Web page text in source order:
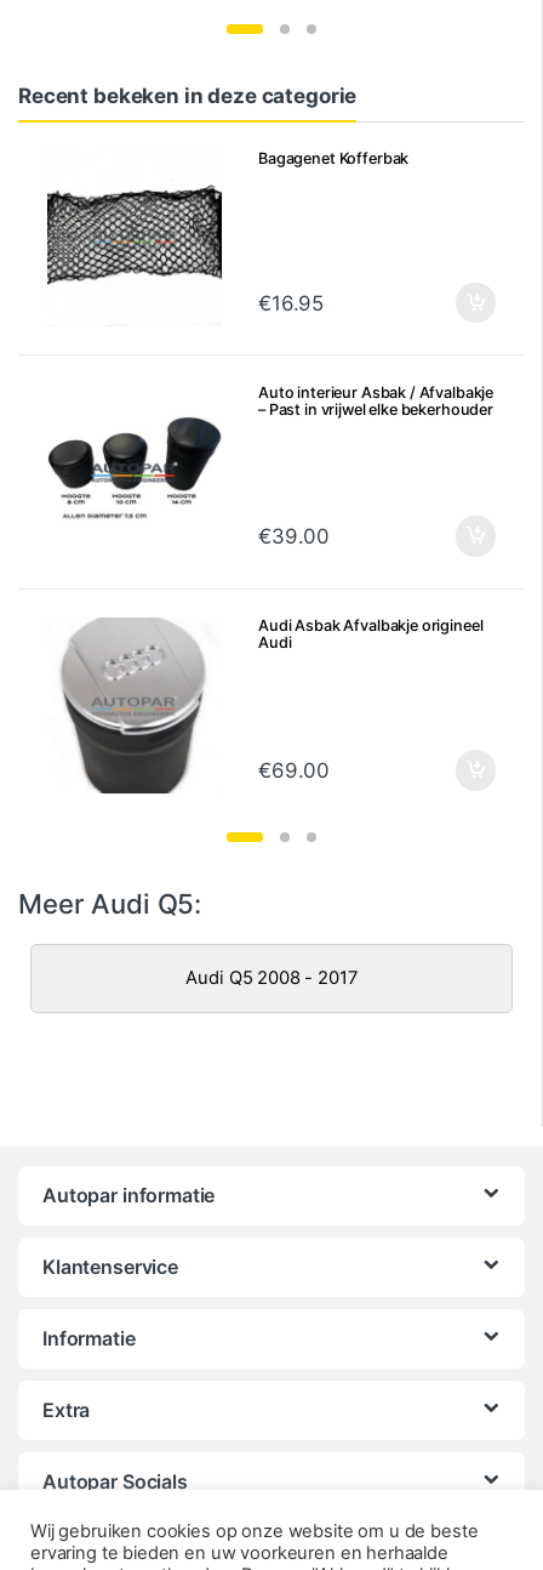
Recent bekeken in deze categorie
Bagagenet Kofferbak
€16.95
Auto interieur Asbak / Afvalbakje
– Past in vrijwel elke bekerhouder
€39.00
Audi Asbak Afvalbakje origineel
Audi
€69.00
Meer Audi Q5:
Audi Q5 2008 - 2017
Autopar informatie
Klantenservice
Informatie
Extra
Autopar Socials
Wij gebruiken cookies op onze website om u de beste
ervaring te bieden en uw voorkeuren en herhaalde